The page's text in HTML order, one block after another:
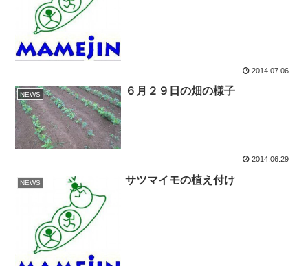
2014.07.06
NEWS ６月２９日の畑の様子
2014.06.29
NEWS サツマイモの植え付け